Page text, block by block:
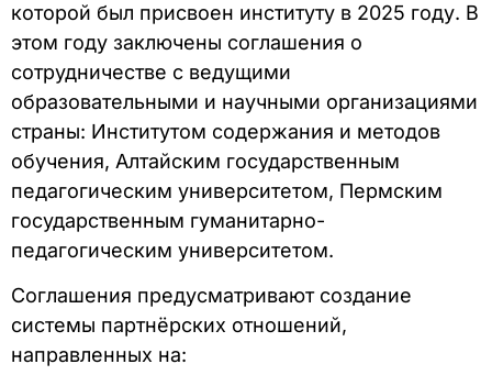
которой был присвоен институту в 2025 году. В
этом году заключены соглашения о
сотрудничестве с ведущими
образовательными и научными организациями
страны: Институтом содержания и методов
обучения, Алтайским государственным
педагогическим университетом, Пермским
государственным гуманитарно-
педагогическим университетом.
Соглашения предусматривают создание
системы партнёрских отношений,
направленных на: